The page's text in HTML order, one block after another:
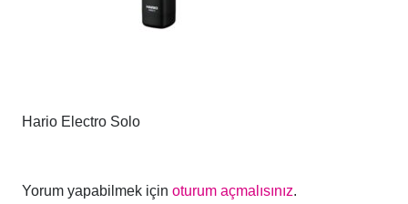
Hario Electro Solo
Yorum yapabilmek için oturum açmalısınız.